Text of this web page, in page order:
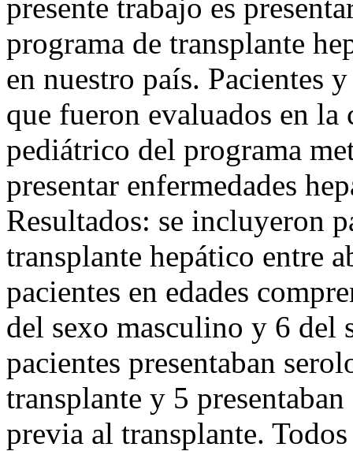
presente trabajo es
programa de transplante
en nuestro país. Pacientes
que fueron evaluados en la
pediátrico del programa
presentar enfermedades
Resultados: se incluyeron
transplante hepático entre
pacientes en edades
del sexo masculino y 6 del
pacientes presentaban
transplante y 5
previa al transplante.